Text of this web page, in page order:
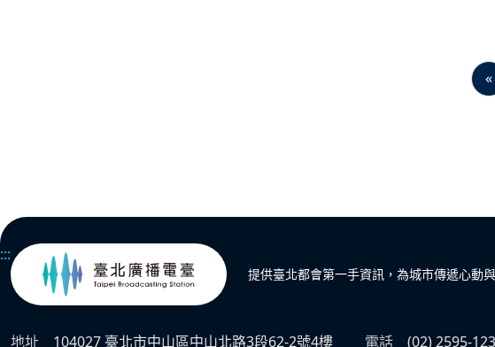
«
:::
提供臺北都會第一手資訊，為城市傳遞心動
地址 104027 臺北市中山區中山北路3段62-2號4樓 電話 (02) 2595-